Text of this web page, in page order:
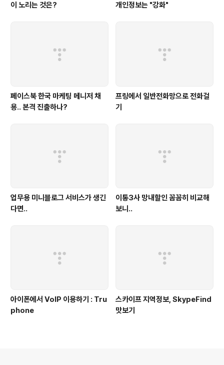
이 노리는 것은?
개인정보는 "강화"
페이스북 한국 마케팅 메니저 채
용.. 본격 진출하나?
프링에서 일반전화망으로 전화걸
기
업무용 미니블로그 서비스가 생긴
다면..
이통3사 망내할인 꼼꼼히 비교해
보니..
아이폰에서 VoIP 이용하기 : Tru
phone
스카이프 지역정보, SkypeFind
맛보기